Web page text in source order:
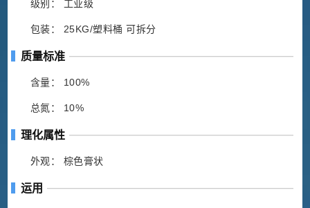
级别： 工业级
包装： 25KG/塑料桶 可拆分
质量标准
含量： 100%
总氮： 10%
理化属性
外观： 棕色膏状
运用